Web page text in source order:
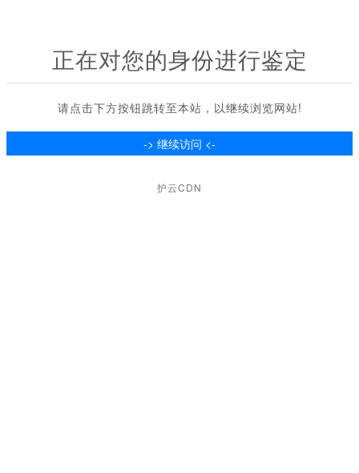
正在对您的身份进行鉴定
请点击下方按钮跳转至本站，以继续浏览网站!
护云CDN